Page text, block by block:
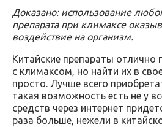
Доказано: использование
препарата при климаксе
воздействие на организм.
Китайские препараты отлично
с климаксом, но найти их в
просто. Лучше всего
такая возможность есть не у
средств через интернет
раза больше, нежели в